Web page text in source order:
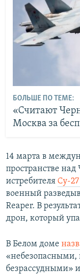
БОЛЬШЕ ПО ТЕМЕ:
«Считают
Москва за
14 марта в
пространстве
истребителя Су-
военный
Reaper. В
дрон, который
В Белом доме
безрассудными»